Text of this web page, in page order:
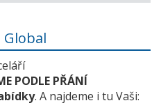
PODLE PŘÁNÍ
. A najdeme i tu Vaši: